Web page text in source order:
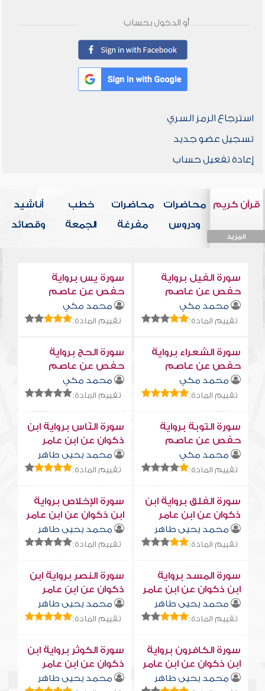
أو الدخول بحساب
استرجاع الرمز السري
تسجيل عضو جديد
إعادة تفعيل حساب
قرآن كريم
المزيد
محاضرات
ودروس
محاضرات
مفرغة
خطب
الجمعة
أناشيد
وقصائد
سورة الفيل برواية
حفص عن عاصم
محمد مكي
تقييم المادة:
سورة يس برواية
حفص عن عاصم
محمد مكي
تقييم المادة:
سورة الشعراء برواية
حفص عن عاصم
محمد مكي
تقييم المادة:
سورة الحج برواية
حفص عن عاصم
محمد مكي
تقييم المادة:
سورة التوبة برواية
حفص عن عاصم
محمد مكي
تقييم المادة:
سورة النّاس برواية ابن
ذكوان عن ابن عامر
محمد يحيى طاهر
تقييم المادة:
سورة الفلق برواية ابن
ذكوان عن ابن عامر
محمد يحيى طاهر
تقييم المادة:
سورة الإخلاص برواية
ابن ذكوان عن ابن عامر
محمد يحيى طاهر
تقييم المادة:
سورة المسد برواية
ابن ذكوان عن ابن عامر
محمد يحيى طاهر
تقييم المادة:
سورة النصر برواية ابن
ذكوان عن ابن عامر
محمد يحيى طاهر
تقييم المادة:
سورة الكافرون برواية
ابن ذكوان عن ابن عامر
محمد يحيى طاهر
سورة الكوثر برواية ابن
ذكوان عن ابن عامر
محمد يحيى طاهر